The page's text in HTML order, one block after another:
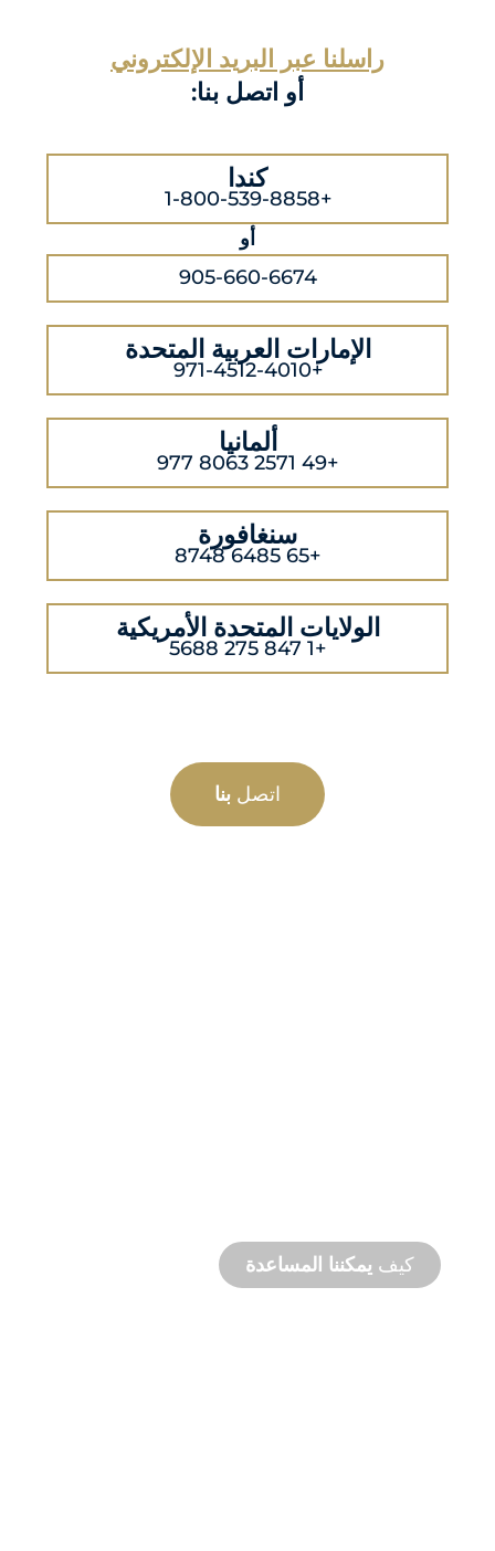
راسلنا عبر البريد الإلكتروني
أو اتصل بنا:
كندا
+1-800-539-8858
أو
905-660-6674
الإمارات العربية المتحدة
+971-4512-4010
ألمانيا
+49 2571 8063 977
سنغافورة
+65 6485 8748
الولايات المتحدة الأمريكية
+1 847 275 5688
اتصل بنا
كيف يمكننا المساعدة